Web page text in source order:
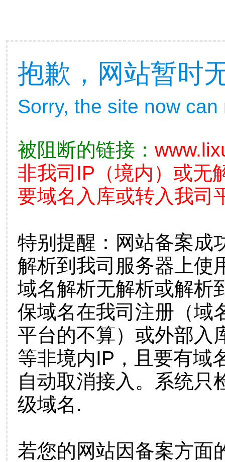
抱歉，网站暂时
Sorry, the site now
被阻断的链接：
非我司IP（境内）或无
要域名入库或转入我司
特别提醒：网站备案成
解析到我司服务器上使
域名解析无解析或解析
保域名在我司注册（域
平台的不算）或外部入
等非境内IP，且要有域
自动取消接入。系统只
级域名.
若您的网站因备案方面